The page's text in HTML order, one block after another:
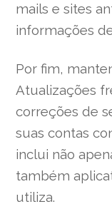
mails e sites
informações
Por fim,
Atualizações
correções de
suas contas
inclui não
também
utiliza.